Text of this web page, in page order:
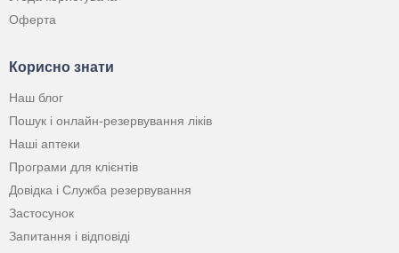
Оферта
Корисно знати
Наш блог
Пошук і онлайн-резервування ліків
Наші аптеки
Програми для клієнтів
Довідка і Служба резервування
Застосунок
Запитання і відповіді